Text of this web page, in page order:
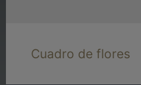
Cuadro de flores